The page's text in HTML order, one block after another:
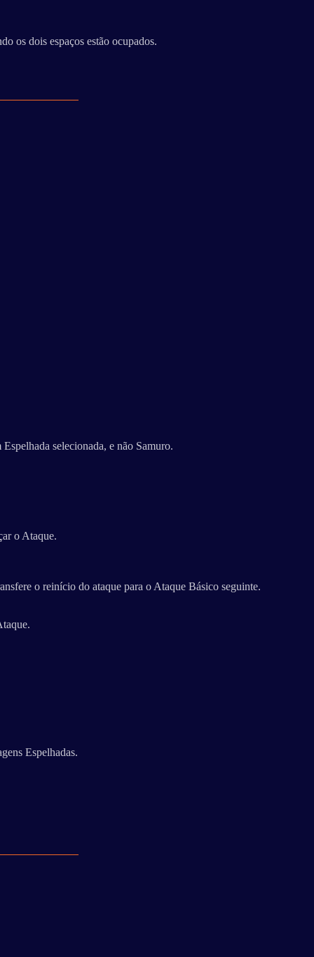
os dois espaços estão ocupados.
selecionada, e não Samuro.
o Ataque.
o reinício do ataque para o Ataque Básico seguinte.
Espelhadas.